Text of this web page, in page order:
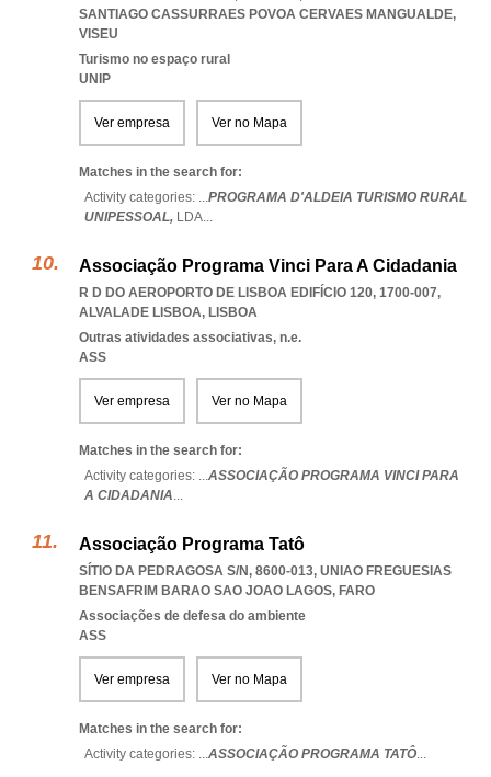
SANTIAGO CASSURRAES POVOA CERVAES MANGUALDE,
VISEU
Turismo no espaço rural
UNIP
Ver empresa Ver no Mapa
Matches in the search for:
Activity categories: ...PROGRAMA D'ALDEIA TURISMO RURAL
UNIPESSOAL, LDA...
Associação Programa Vinci Para A Cidadania
R D DO AEROPORTO DE LISBOA EDIFÍCIO 120, 1700-007,
ALVALADE LISBOA, LISBOA
Outras atividades associativas, n.e.
ASS
Ver empresa Ver no Mapa
Matches in the search for:
Activity categories: ...ASSOCIAÇÃO PROGRAMA VINCI PARA
A CIDADANIA...
Associação Programa Tatô
SÍTIO DA PEDRAGOSA S/N, 8600-013, UNIAO FREGUESIAS
BENSAFRIM BARAO SAO JOAO LAGOS, FARO
Associações de defesa do ambiente
ASS
Ver empresa Ver no Mapa
Matches in the search for:
Activity categories: ...ASSOCIAÇÃO PROGRAMA TATÔ...